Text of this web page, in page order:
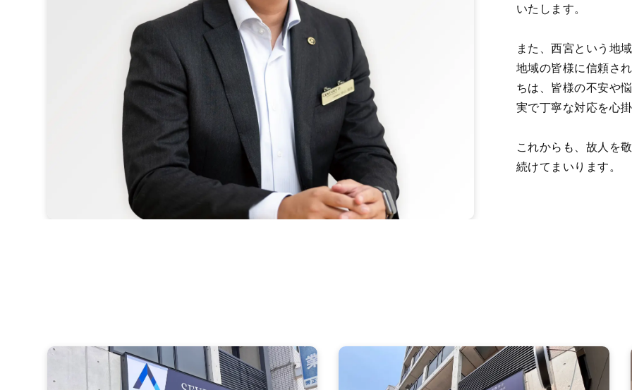
いたします。
また、西宮という地
地域の皆様に信頼さ
ちは、皆様の不安や
実で丁寧な対応を心
これからも、故人を
続けてまいります。